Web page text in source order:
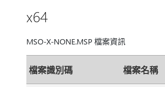
x64
MSO-X-NONE.MSP 檔案資訊
檔案識別碼 檔案名稱